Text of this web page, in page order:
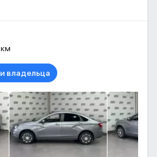
владельца